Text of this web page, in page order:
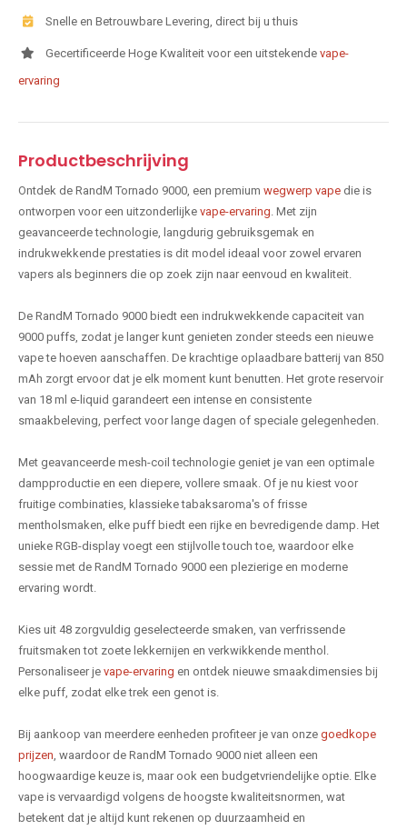
Snelle en Betrouwbare Levering, direct bij u thuis
Gecertificeerde Hoge Kwaliteit voor een uitstekende vape-
ervaring
Productbeschrijving
Ontdek de RandM Tornado 9000, een premium wegwerp vape die is
ontworpen voor een uitzonderlijke vape-ervaring . Met zijn
geavanceerde technologie, langdurig gebruiksgemak en
indrukwekkende prestaties is dit model ideaal voor zowel ervaren
vapers als beginners die op zoek zijn naar eenvoud en kwaliteit.
De RandM Tornado 9000 biedt een indrukwekkende capaciteit van
9000 puffs, zodat je langer kunt genieten zonder steeds een nieuwe
vape te hoeven aanschaffen. De krachtige oplaadbare batterij van 850
mAh zorgt ervoor dat je elk moment kunt benutten. Het grote reservoir
van 18 ml e-liquid garandeert een intense en consistente
smaakbeleving, perfect voor lange dagen of speciale gelegenheden.
Met geavanceerde mesh-coil technologie geniet je van een optimale
dampproductie en een diepere, vollere smaak. Of je nu kiest voor
fruitige combinaties, klassieke tabaksaroma's of frisse
mentholsmaken, elke puff biedt een rijke en bevredigende damp. Het
unieke RGB-display voegt een stijlvolle touch toe, waardoor elke
sessie met de RandM Tornado 9000 een plezierige en moderne
ervaring wordt.
Kies uit 48 zorgvuldig geselecteerde smaken, van verfrissende
fruitsmaken tot zoete lekkernijen en verkwikkende menthol.
Personaliseer je vape-ervaring en ontdek nieuwe smaakdimensies bij
elke puff, zodat elke trek een genot is.
Bij aankoop van meerdere eenheden profiteer je van onze goedkope
prijzen , waardoor de RandM Tornado 9000 niet alleen een
hoogwaardige keuze is, maar ook een budgetvriendelijke optie. Elke
vape is vervaardigd volgens de hoogste kwaliteitsnormen, wat
betekent dat je altijd kunt rekenen op duurzaamheid en